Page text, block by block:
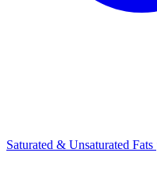
Saturated & Unsaturated Fats